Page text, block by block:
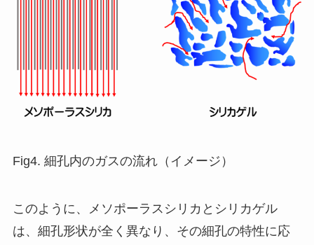
Fig4. 細孔内のガスの流れ（イメージ）
このように、メソポーラスシリカとシリカゲル
は、細孔形状が全く異なり、その細孔の特性に応